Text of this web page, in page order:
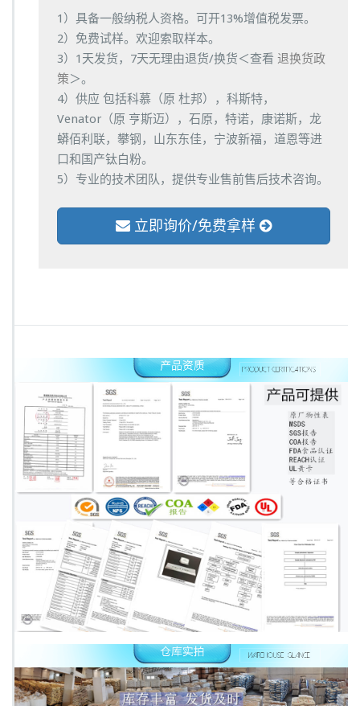
1）具备一般纳税人资格。可开13%增值税发票。
2）免费试样。欢迎索取样本。
3）1天发货，7天无理由退货/换货＜查看 退换货政
策＞。
4）供应 包括科慕（原 杜邦），科斯特，
Venator（原 亨斯迈），石原，特诺，康诺斯，龙
蟒佰利联，攀钢，山东东佳，宁波新福，道恩等进
口和国产钛白粉。
5）专业的技术团队，提供专业售前售后技术咨询。
立即询价/免费拿样